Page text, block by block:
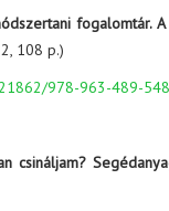
fogalomtár.
108 p.)
978-963-489-
csináljam?